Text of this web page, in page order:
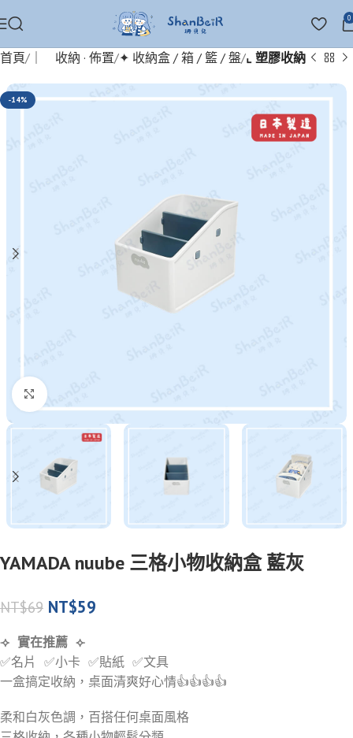
0
首頁 ｜ 收納 · 佈置 ✦ 收納盒 / 箱 / 籃 / 盤 ⌞ 塑膠收納
-14%
Click to enlarge
YAMADA nuube 三格小物收納盒 藍灰
NT$69 NT$59
⟢ 實在推薦 ⟣
✅名片 ✅小卡 ✅貼紙 ✅文具
一盒搞定收納，桌面清爽好心情👍👍👍👍
柔和白灰色調，百搭任何桌面風格